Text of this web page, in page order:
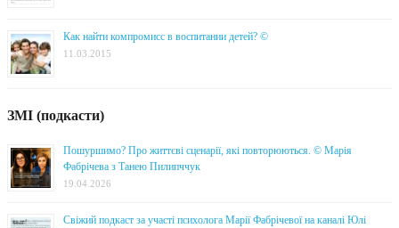
Как найти компромисс в воспитании детей? ©
11.03.2015
ЗМІ (подкасти)
Пошуршимо? Про життєві сценарії, які повторюються. © Марія
Фабрічева з Танею Пилипччук
19.04.2026
Свіжий подкаст за участі психолога Марії Фабрічевої на каналі Юлі